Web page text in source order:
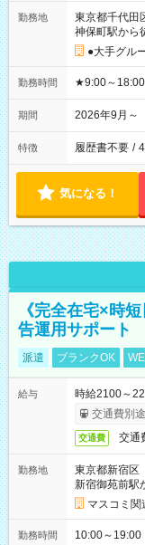
勤務地
東京都千代田
神保町駅から
●大手グル
勤務時間 ★9:00～18:00
期間 2026年9月～
特徴 履歴書不要 /
気になる！
《完全在宅×時
告運用サポート
派遣 ブランクOK
給与
時給2100～
交通費別
交通費 交通
勤務地
東京都新宿区
新宿御苑前駅
マスコミ関
勤務時間 10:00～19:00